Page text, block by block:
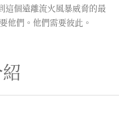
這個遠離流火風暴威脅的最
他們。他們需要彼此。